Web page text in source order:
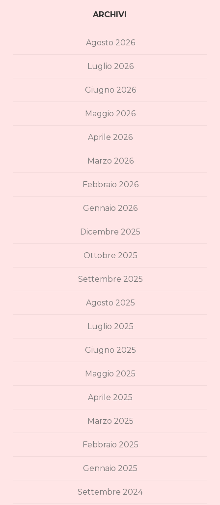
ARCHIVI
Agosto 2026
Luglio 2026
Giugno 2026
Maggio 2026
Aprile 2026
Marzo 2026
Febbraio 2026
Gennaio 2026
Dicembre 2025
Ottobre 2025
Settembre 2025
Agosto 2025
Luglio 2025
Giugno 2025
Maggio 2025
Aprile 2025
Marzo 2025
Febbraio 2025
Gennaio 2025
Settembre 2024